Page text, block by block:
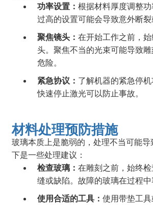
功率设置：根据材料厚度调整功
过高的设置可能会导致意外断裂
聚焦镜头：在开始工作之前，
头。聚焦不当的光束可能导致
危险。
紧急协议： 了解机器的紧急停
快速停止激光可以防止事故。
材料处理预防措施
玻璃本质上是脆弱的，处理不当可能导
下是一些处理建议：
检查玻璃：在雕刻之前，始终
缝或缺陷。故障的玻璃在过程中
使用合适的工具：使用带垫工